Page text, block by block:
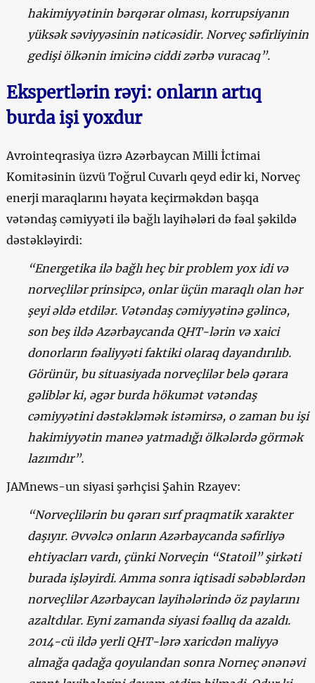
hakimiyyətinin bərqərar olması, korrupsiyanın
yüksək səviyyəsinin nəticəsidir. Norveç səfirliyinin
gedişi ölkənin imicinə ciddi zərbə vuracaq”.
Ekspertlərin rəyi: onların artıq
burda işi yoxdur
Avrointeqrasiya üzrə Azərbaycan Milli İctimai
Komitəsinin üzvü Toğrul Cuvarlı qeyd edir ki, Norveç
enerji maraqlarını həyata keçirməkdən başqa
vətəndaş cəmiyyəti ilə bağlı layihələri də fəal şəkildə
dəstəkləyirdi:
“Energetika ilə bağlı heç bir problem yox idi və
norveçlilər prinsipcə, onlar üçün maraqlı olan hər
şeyi əldə etdilər. Vətəndaş cəmiyyətinə gəlincə,
son beş ildə Azərbaycanda QHT-lərin və xaici
donorların fəaliyyəti faktiki olaraq dayandırılıb.
Görünür, bu situasiyada norveçlilər belə qərara
gəliblər ki, əgər burda hökumət vətəndaş
cəmiyyətini dəstəkləmək istəmirsə, o zaman bu işi
hakimiyyətin maneə yatmadığı ölkələrdə görmək
lazımdır”.
JAMnews-un siyasi şərhçisi Şahin Rzayev:
“Norveçlilərin bu qərarı sırf praqmatik xarakter
daşıyır. Əvvəlcə onların Azərbaycanda səfirliyə
ehtiyacları vardı, çünki Norveçin “Statoil” şirkəti
burada işləyirdi. Amma sonra iqtisadi səbəblərdən
norveçlilər Azərbaycan layihələrində öz paylarını
azaltdılar. Eyni zamanda siyasi fəallıq da azaldı.
2014-cü ildə yerli QHT-lərə xaricdən maliyyə
almağa qadağa qoyulandan sonra Norneç ənənəvi